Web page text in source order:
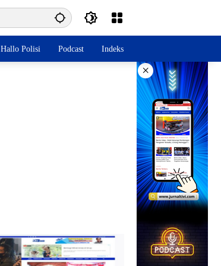
Hallo Polisi Podcast Indeks
×